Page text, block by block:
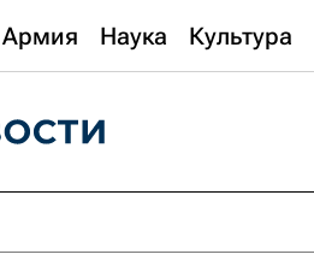
Армия Наука Культура